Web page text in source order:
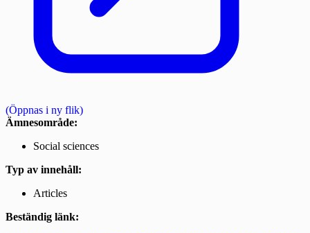
(Öppnas i ny flik)
Ämnesområde:
Social sciences
Typ av innehåll:
Articles
Beständig länk: